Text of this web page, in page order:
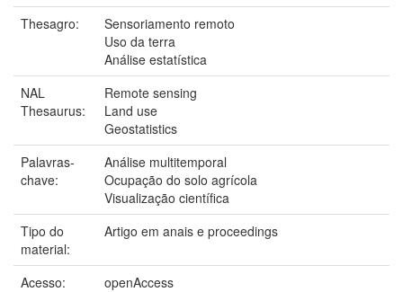
Thesagro:
Sensoriamento remoto
Uso da terra
Análise estatística
NAL
Thesaurus:
Remote sensing
Land use
Geostatistics
Palavras-
chave:
Análise multitemporal
Ocupação do solo agrícola
Visualização científica
Tipo do
material:
Artigo em anais e proceedings
Acesso:
openAccess